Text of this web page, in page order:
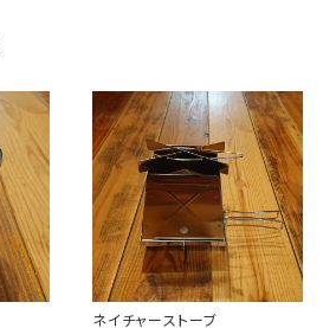
ネイチャーストーブ